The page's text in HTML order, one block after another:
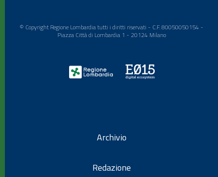
© Copyright Regione Lombardia tutti i diritti riservati - C.F. 80050050154 -
Piazza Città di Lombardia 1 - 20124 Milano
Archivio
Redazione